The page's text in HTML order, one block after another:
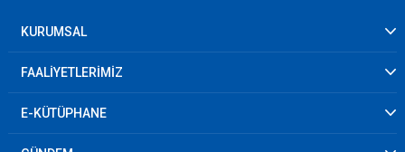
KURUMSAL
FAALİYETLERİMİZ
E-KÜTÜPHANE